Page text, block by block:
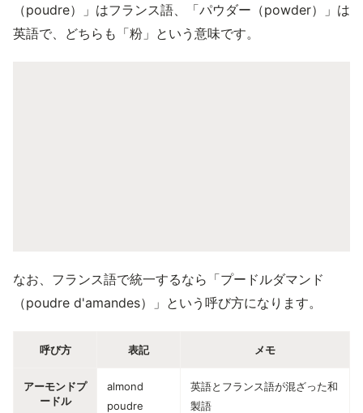
（poudre）」はフランス語、「パウダー（powder）」は
英語で、どちらも「粉」という意味です。
なお、フランス語で統一するなら「プードルダマンド
（poudre d'amandes）」という呼び方になります。
呼び方 表記 メモ
アーモンドプ
ードル
almond
poudre
英語とフランス語が混ざった和
製語